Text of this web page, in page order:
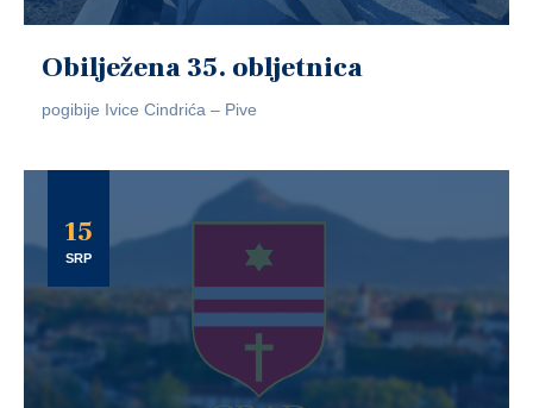
Obilježena 35. obljetnica
pogibije Ivice Cindrića – Pive
15
SRP